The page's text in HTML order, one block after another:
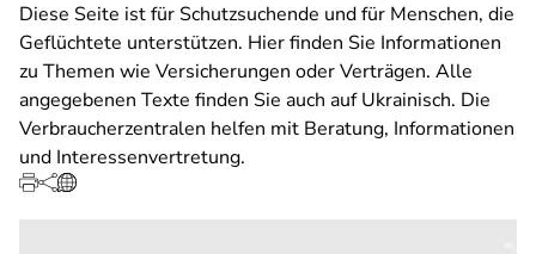
Diese Seite ist für Schutzsuchende und für Menschen, die
Geflüchtete unterstützen. Hier finden Sie Informationen
zu Themen wie Versicherungen oder Verträgen. Alle
angegebenen Texte finden Sie auch auf Ukrainisch. Die
Verbraucherzentralen helfen mit Beratung, Informationen
und Interessenvertretung.